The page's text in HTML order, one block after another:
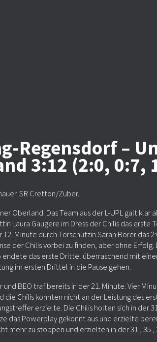
Regensdorf –
3:12 (2:0, 0:7,
SR Cretton/Zuber.
Oberland. Das Team aus der L-UPL galt klar
Laura Gaugere im Dress der Chilis das erste
Minute durch Torschützin Sarah Borer das
der Chilis vorbei zu finden, aber ohne
das erste Drittel überraschend mit einer
im ersten Drittel in die Pause gehen.
BEO traf bereits in der 21. Minute. Vier
Chilis konnten nicht an der Leistung des
erzielte. Die Chilis holten sich in der
das Powerplay gekonnt aus und erzielte
mehr zu stoppen und erzielten in der 31.,